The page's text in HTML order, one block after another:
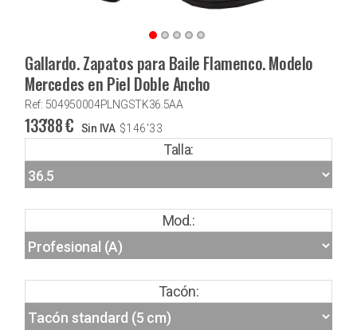
Gallardo. Zapatos para Baile Flamenco. Modelo
Mercedes en Piel Doble Ancho
Ref: 504950004PLNGSTK36.5AA
133'88€ Sin IVA $146'33
Talla:
Mod.:
Tacón: